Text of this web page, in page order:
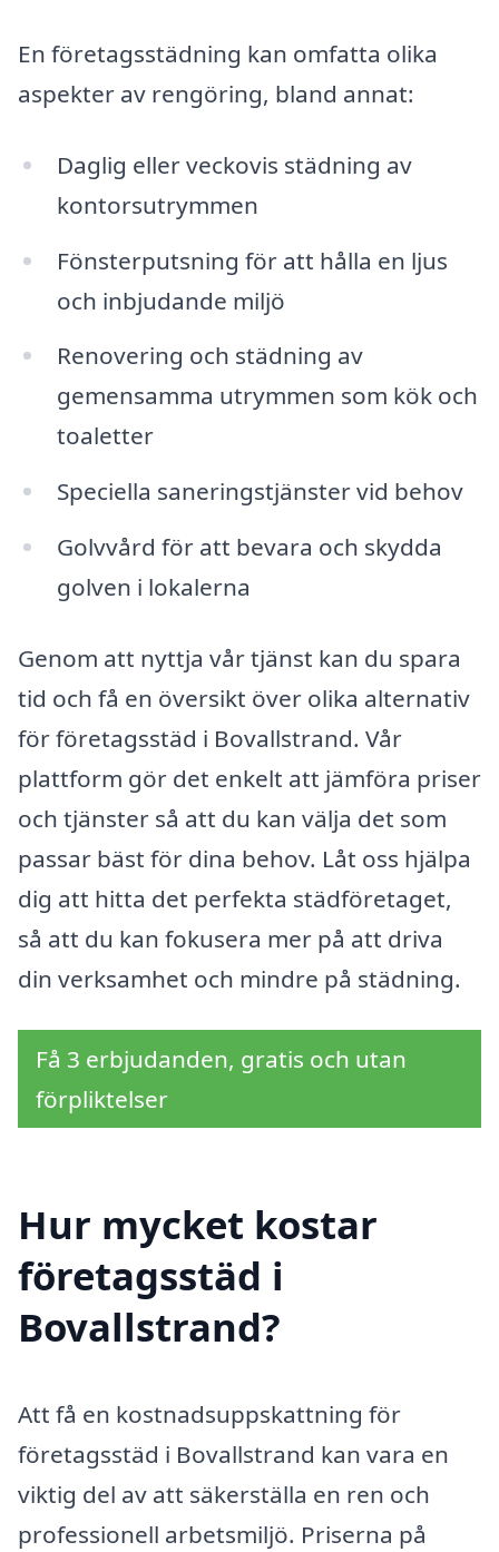
En företagsstädning kan omfatta olika
aspekter av rengöring, bland annat:
Daglig eller veckovis städning av
kontorsutrymmen
Fönsterputsning för att hålla en ljus
och inbjudande miljö
Renovering och städning av
gemensamma utrymmen som kök och
toaletter
Speciella saneringstjänster vid behov
Golvvård för att bevara och skydda
golven i lokalerna
Genom att nyttja vår tjänst kan du spara
tid och få en översikt över olika alternativ
för företagsstäd i Bovallstrand. Vår
plattform gör det enkelt att jämföra priser
och tjänster så att du kan välja det som
passar bäst för dina behov. Låt oss hjälpa
dig att hitta det perfekta städföretaget,
så att du kan fokusera mer på att driva
din verksamhet och mindre på städning.
Få 3 erbjudanden, gratis och utan
förpliktelser
Hur mycket kostar
företagsstäd i
Bovallstrand?
Att få en kostnadsuppskattning för
företagsstäd i Bovallstrand kan vara en
viktig del av att säkerställa en ren och
professionell arbetsmiljö. Priserna på